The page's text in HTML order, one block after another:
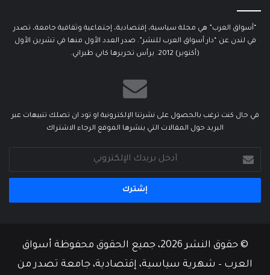
“أسواق العرب” هي مجلة سياسية، إقتصادية، إجتماعية وثقافية جامعة، تصدر
في لندن عن “دار أسواق العرب للنشر”. صدر العدد الأول منها في تشرين الأول
(أكتوبر) 2012. يرأس تحريرها كابي طبراني.
في حال كنت ترغب بالحصول على نشرتنا الإلكترونية او تود ان تصلك تنبيهات عبر
البريد حول المقالات التي ينشرها الموقع الرجاء الاشتراك
بريدك
الإلكتروني
© حقوق النشر 2026، جميع الحقوق محفوظة أسواق
العرب – شهرية سياسية، إقتصادية، جامعة تصدر من